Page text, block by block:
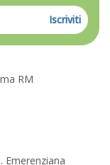
Iscriviti
RM
Emerenziana